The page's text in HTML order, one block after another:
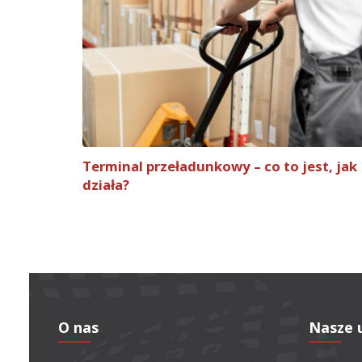
Terminal przeładunkowy – co to jest, jak
działa?
O nas Nasze